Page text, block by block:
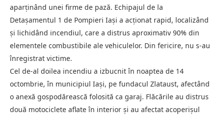
aparținând unei firme de pază. Echipajul de la
Detașamentul 1 de Pompieri Iași a acționat rapid, localizând
și lichidând incendiul, care a distrus aproximativ 90% din
elementele combustibile ale vehiculelor. Din fericire, nu s-au
înregistrat victime.
Cel de-al doilea incendiu a izbucnit în noaptea de 14
octombrie, în municipiul Iași, pe fundacul Zlataust, afectând
o anexă gospodărească folosită ca garaj. Flăcările au distrus
două motociclete aflate în interior și au afectat acoperișul